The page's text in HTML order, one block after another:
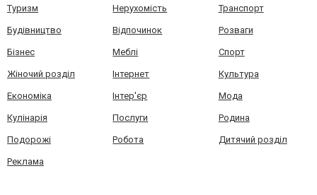
Туризм Нерухомість Транспорт
Будівництво Відпочинок Розваги
Бізнес Меблі Спорт
Жіночий розділ Інтернет Культура
Економіка Інтер'єр Мода
Кулінарія Послуги Родина
Подорожі Робота Дитячий розділ
Реклама